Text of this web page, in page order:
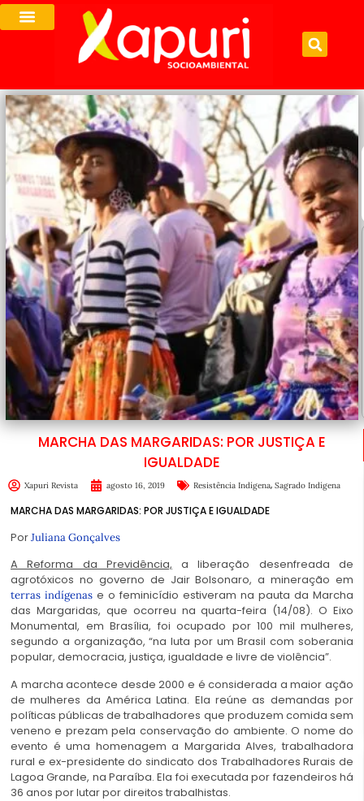
MARCHA DAS MARGARIDAS: POR JUSTIÇA E
IGUALDADE
Xapuri Revista agosto 16, 2019 Resistência Indígena, Sagrado Indígena
MARCHA DAS MARGARIDAS: POR JUSTIÇA E IGUALDADE
PorJuliana Gonçalves
A Reforma da Previdência, a liberação desenfreada de
agrotóxicos no governo de Jair Bolsonaro, a mineração em
terras indígenas e o feminicídio estiveram na pauta da Marcha
das Margaridas, que ocorreu na quarta-feira (14/08). O Eixo
Monumental, em Brasília, foi ocupado por 100 mil mulheres,
segundo a organização, “na luta por um Brasil com soberania
popular, democracia, justiça, igualdade e livre de violência”.
A marcha acontece desde 2000 e é considerada a maior ação
de mulheres da América Latina. Ela reúne as demandas por
políticas públicas de trabalhadores que produzem comida sem
veneno e prezam pela conservação do ambiente. O nome do
evento é uma homenagem a Margarida Alves, trabalhadora
rural e ex-presidente do sindicato dos Trabalhadores Rurais de
Lagoa Grande, na Paraíba. Ela foi executada por fazendeiros há
36 anos por lutar por direitos trabalhistas.